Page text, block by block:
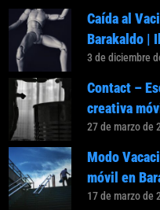
Caída al
Barakaldo |
3 de diciembre
Contact –
creativa
27 de marzo de
Modo
móvil en
17 de marzo de